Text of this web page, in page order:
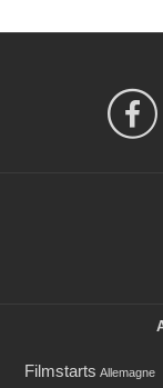
Filmstarts Allemagne